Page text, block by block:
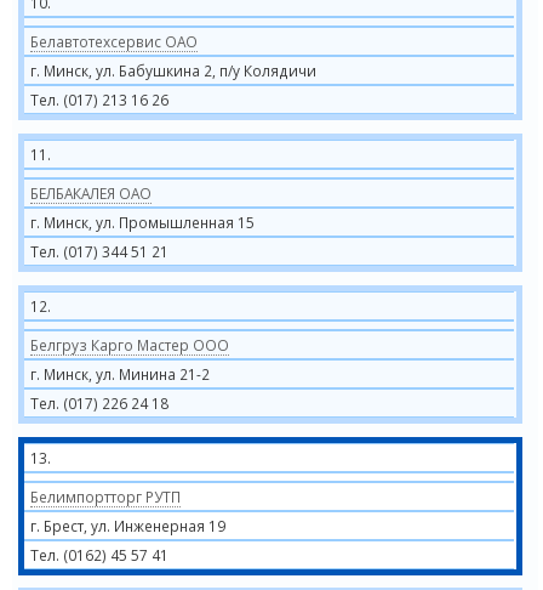
Белавтотехсервис ОАО
г. Минск, ул. Бабушкина 2, п/у Колядичи
Тел. (017) 213 16 26
11.
БЕЛБАКАЛЕЯ ОАО
г. Минск, ул. Промышленная 15
Тел. (017) 344 51 21
12.
Белгруз Карго Мастер ООО
г. Минск, ул. Минина 21-2
Тел. (017) 226 24 18
13.
Белимпортторг РУТП
г. Брест, ул. Инженерная 19
Тел. (0162) 45 57 41